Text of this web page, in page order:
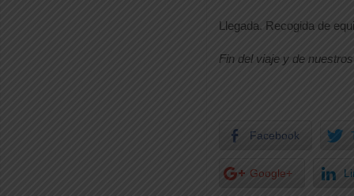
Llegada. Recogida de
Fin del viaje y de
Facebook
Google+